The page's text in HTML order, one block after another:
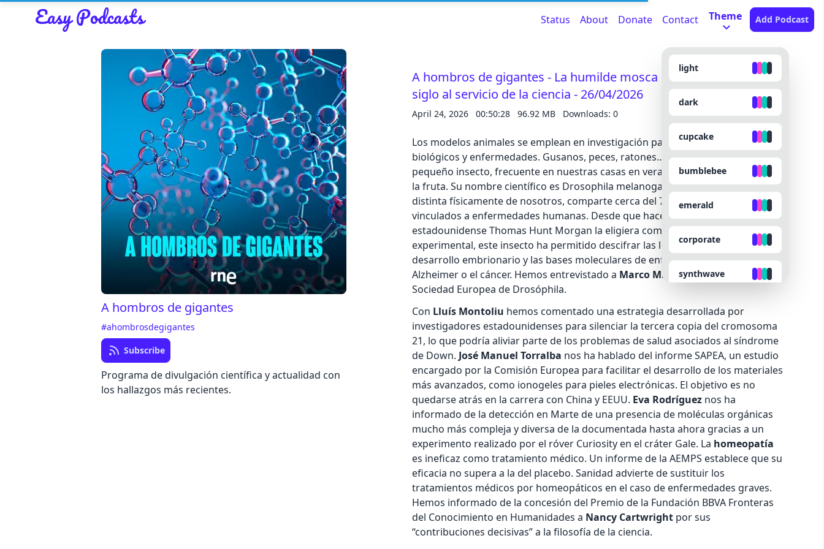
Read about our content policies here
Cancel
Status About Donate Contact Theme
light
dark
cupcake
bumblebee
emerald
corporate
synthwave
retro
cyberpunk
valentine
halloween
garden
forest
aqua
Add Podcast
A hombros de gigantes
#ahombrosdegigantes
Subscribe
Programa de divulgación científica y actualidad con
los hallazgos más recientes.
Cancel
A hombros de gigantes - La humilde mosca de la fruta, más de un
siglo al servicio de la ciencia - 26/04/2026
April 24, 2026 00:50:28 96.92 MB Downloads: 0
Los modelos animales se emplean en investigación para replicar procesos
biológicos y enfermedades. Gusanos, peces, ratones… Pero la estrella es un
pequeño insecto, frecuente en nuestras casas en verano: la humilde mosca de
la fruta. Su nombre científico es Drosophila melanogaster y a pesar de ser tan
distinta físicamente de nosotros, comparte cerca del 75% de los genes
vinculados a enfermedades humanas. Desde que hace más de un siglo el
estadounidense Thomas Hunt Morgan la eligiera como organismo
experimental, este insecto ha permitido descifrar las leyes de la herencia, el
desarrollo embrionario y las bases moleculares de enfermedades como el
Alzheimer o el cáncer. Hemos entrevistado a Marco Milán, presidente de la
Sociedad Europea de Drosóphila.
Con Lluís Montoliu hemos comentado una estrategia desarrollada por
investigadores estadounidenses para silenciar la tercera copia del cromosoma
21, lo que podría aliviar parte de los problemas de salud asociados al síndrome
de Down. José Manuel Torralba nos ha hablado del informe SAPEA, un estudio
encargado por la Comisión Europea para facilitar el desarrollo de los materiales
más avanzados, como ionogeles para pieles electrónicas. El objetivo es no
quedarse atrás en la carrera con China y EEUU. Eva Rodríguez nos ha
informado de la detección en Marte de una presencia de moléculas orgánicas
mucho más compleja y diversa de la documentada hasta ahora gracias a un
experimento realizado por el róver Curiosity en el cráter Gale. La homeopatía
es ineficaz como tratamiento médico. Un informe de la AEMPS establece que su
eficacia no supera a la del placebo. Sanidad advierte de sustituir los
tratamientos médicos por homeopáticos en el caso de enfermedades graves.
Hemos informado de la concesión del Premio de la Fundación BBVA Fronteras
del Conocimiento en Humanidades a Nancy Cartwright por sus
“contribuciones decisivas” a la filosofía de la ciencia.